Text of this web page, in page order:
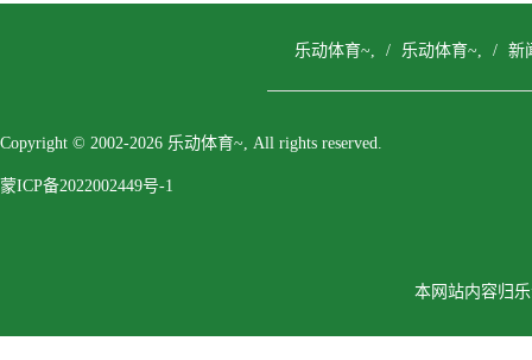
乐动体育~, / 乐动体育~, / 新
Copyright © 2002-2026 乐动体育~, All rights reserved.
蒙ICP备2022002449号-1
本网站内容归